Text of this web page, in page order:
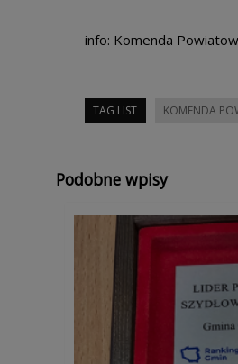
info: Komenda
TAG LIST KOMENDA
Podobne wpisy